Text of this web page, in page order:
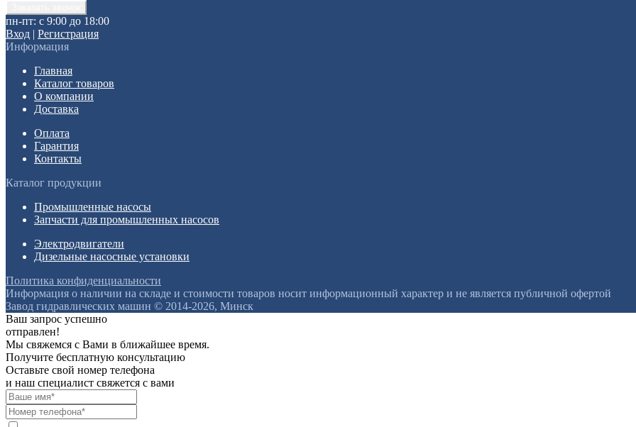
пн-пт: с 9:00 до 18:00
Вход | Регистрация
Информация
Главная
Каталог товаров
О компании
Доставка
Оплата
Гарантия
Контакты
Каталог продукции
Промышленные насосы
Запчасти для промышленных насосов
Электродвигатели
Дизельные насосные установки
Политика конфиденциальности
Информация о наличии на складе и стоимости товаров носит информационный характер и не является публичной офертой
Завод гидравлических машин © 2014-2026, Минск
Ваш запрос успешно
отправлен!
Мы свяжемся с Вами в ближайшее время.
Получите бесплатную консультацию
Оставьте свой номер телефона
и наш специалист свяжется с вами